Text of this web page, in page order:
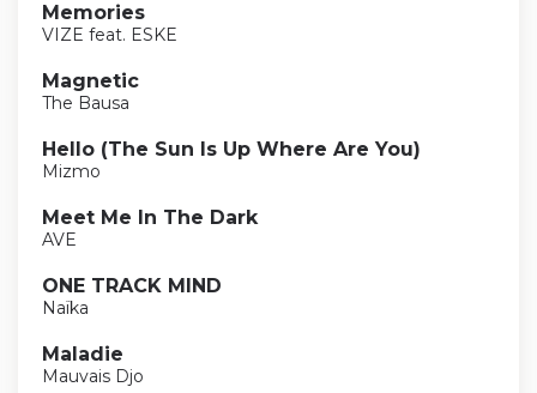
Memories
VIZE feat. ESKE
Magnetic
The Bausa
Hello (The Sun Is Up Where Are You)
Mizmo
Meet Me In The Dark
AVE
ONE TRACK MIND
Naïka
Maladie
Mauvais Djo